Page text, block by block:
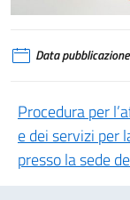
Data
Procedura per
e dei servizi per
presso la sede